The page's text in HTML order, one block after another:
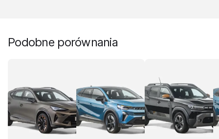
Podobne porównania